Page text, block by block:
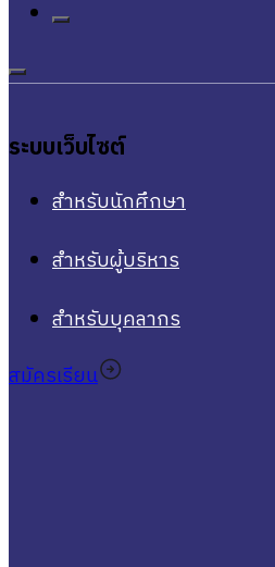
ระบบเว็บไซต์
สำหรับนักศึกษา
สำหรับผู้บริหาร
สำหรับบุคลากร
สมัครเรียน